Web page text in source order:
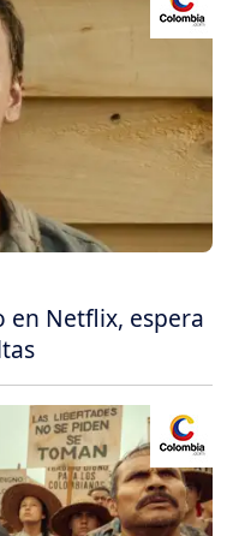
en Netflix, espera